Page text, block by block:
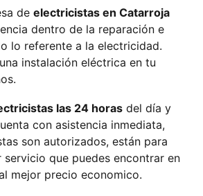
de electricistas en Catarroja
dentro de la reparación e
lo referente a la electricidad.
instalación eléctrica en tu
las 24 horas del día y
con asistencia inmediata,
son autorizados, están para
que puedes encontrar en
mejor precio economico.